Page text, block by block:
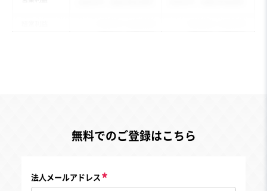
無料でのご登録はこちら
法人メールアドレス